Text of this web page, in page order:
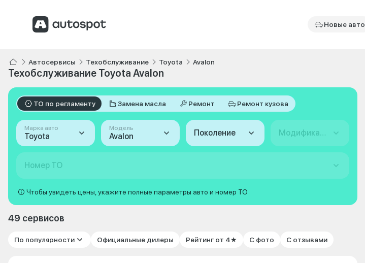
Новые авто
Автосервисы Техобслуживание Toyota Avalon
Техобслуживание Toyota Avalon
ТО по регламенту Замена масла Ремонт Ремонт кузова
Марка авто
Toyota
Модель
Avalon Поколение Модификация
Номер ТО
Чтобы увидеть цены, укажите полные параметры авто и номер ТО
49 сервисов
По популярности Официальные дилеры Рейтинг от 4★ С фото С отзывами